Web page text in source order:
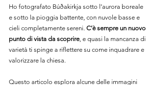
Ho fotografato Búðakirkja sotto l’aurora boreale
e sotto la pioggia battente, con nuvole basse e
cieli completamente sereni. C’è sempre un nuovo
punto di vista da scoprire , e quasi la mancanza di
varietà ti spinge a riflettere su come inquadrare e
valorizzare la chiesa.
Questo articolo esplora alcune delle immagini